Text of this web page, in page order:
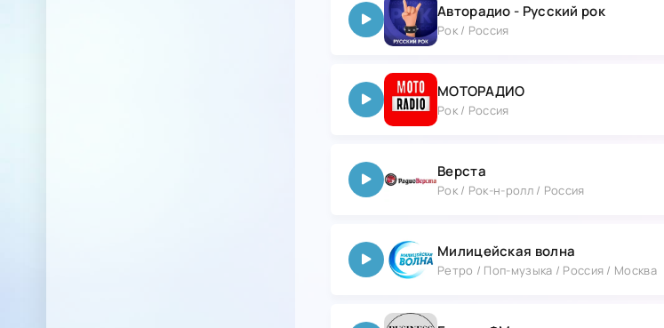
Авторадио - Русский рок
Рок / Россия
МОТОРАДИО
Рок / Россия
Верста
Рок / Рок-н-ролл / Россия
Милицейская волна
Ретро / Поп-музыка / Россия / Москва